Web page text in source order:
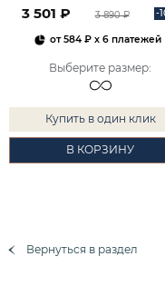
3 501 ₽ 3 890 ₽ -
от584 ₽ x 6 платежей
Выберите размер:
Купить в один клик
В КОРЗИНУ
Вернуться в раздел